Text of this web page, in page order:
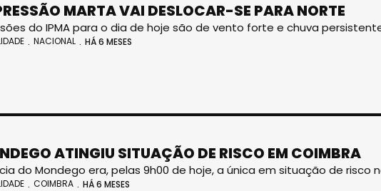
MARTA VAI DESLOCAR-SE PARA NORTE
do IPMA para o dia de hoje são de vento forte e chuva
NACIONAL HÁ 6 MESES
ATINGIU SITUAÇÃO DE RISCO EM COIMBRA
do Mondego era, pelas 9h00 de hoje, a única em situação de risco
COIMBRA HÁ 6 MESES